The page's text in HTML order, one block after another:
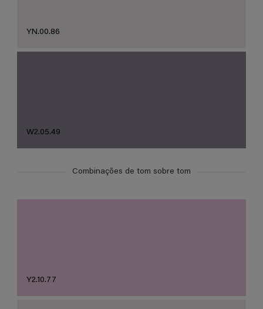
YN.00.86
W2.05.49
Combinações de tom sobre tom
Y2.10.77